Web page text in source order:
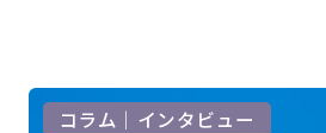
コラム｜インタビュー